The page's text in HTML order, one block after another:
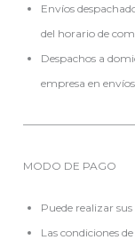
Envíos
del horario de
Despachos a
empresa en envíos.
MODO DE PAGO
Puede realizar
Las condiciones